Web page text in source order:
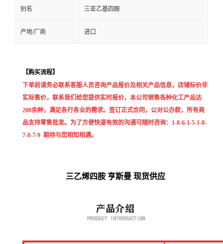
别名 三亚乙基四胺
产地/厂商 进口
【购买流程】
下单前请务必联系客服人员咨询产品报价及相关产品信息，店铺标价非
实际售价，联系我们给您提供实时报价，本公司销售各种化工产品达
200余种，满足各行各业的需求。签订正式合同，公对公办款，所有商
品支持零售批发。为了方便快速有效的沟通可随时咨询：1-8-6-1-5-1-8-
7-0-7-9 期待与您相知相遇。
三乙烯四胺 亨斯曼 现货供应